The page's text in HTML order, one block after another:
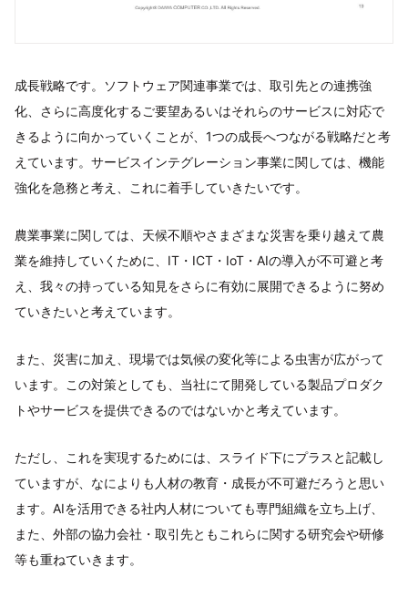
成長戦略です。ソフトウェア関連事業では、取引先との連携強
化、さらに高度化するご要望あるいはそれらのサービスに対応で
きるように向かっていくことが、1つの成長へつながる戦略だと考
えています。サービスインテグレーション事業に関しては、機能
強化を急務と考え、これに着手していきたいです。
農業事業に関しては、天候不順やさまざまな災害を乗り越えて農
業を維持していくために、IT・ICT・IoT・AIの導入が不可避と考
え、我々の持っている知見をさらに有効に展開できるように努め
ていきたいと考えています。
また、災害に加え、現場では気候の変化等による虫害が広がって
います。この対策としても、当社にて開発している製品プロダク
トやサービスを提供できるのではないかと考えています。
ただし、これを実現するためには、スライド下にプラスと記載し
ていますが、なによりも人材の教育・成長が不可避だろうと思い
ます。AIを活用できる社内人材についても専門組織を立ち上げ、
また、外部の協力会社・取引先ともこれらに関する研究会や研修
等も重ねていきます。